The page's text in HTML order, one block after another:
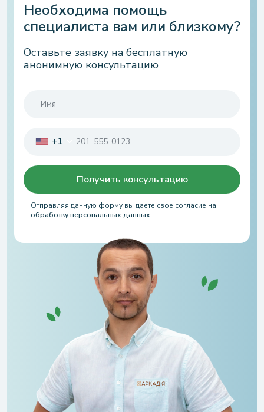
Необходима помощь
специалиста вам или близкому?
Оставьте заявку нa бесплатную
анонимную консультацию
+1
Получить консультацию
Отправляя данную форму вы даете свое согласие на
обработку персональных данных